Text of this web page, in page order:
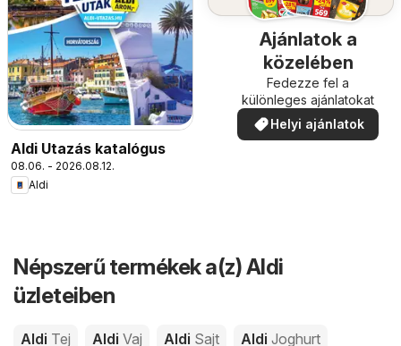
Aldi Utazás katalógus
08.06. - 2026.08.12.
Aldi
Ajánlatok a
közelében
Fedezze fel a
különleges ajánlatokat
Helyi ajánlatok
Népszerű termékek a(z) Aldi
üzleteiben
Aldi Tej Aldi Vaj Aldi Sajt Aldi Joghurt